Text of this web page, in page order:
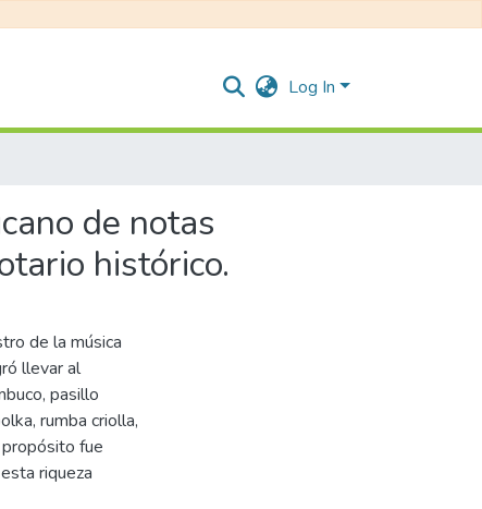
Log In
de notas
histórico.
de la música
llevar al
pasillo
rumba criolla,
propósito fue
riqueza